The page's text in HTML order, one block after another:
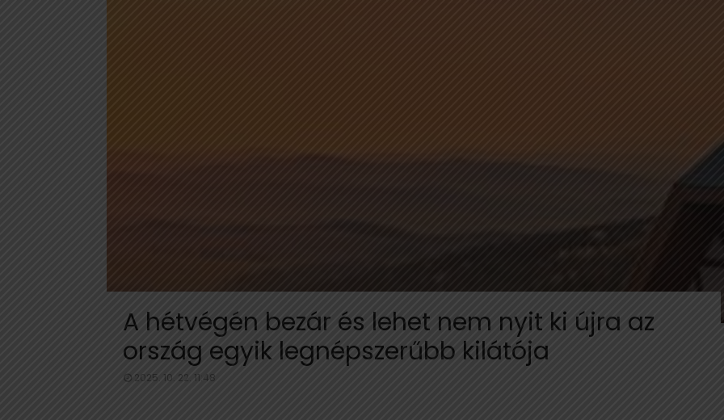
A hétvégén bezár és lehet nem nyit ki újra az
ország egyik legnépszerűbb kilátója
2025. 10. 22. 11:48